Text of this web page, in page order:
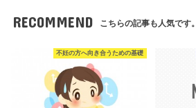
RECOMMEND こちらの記事も人気です。
不妊の方へ向き合うための基礎